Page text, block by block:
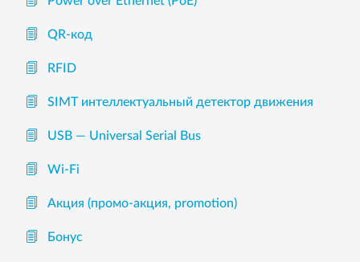
QR-код
RFID
SIMT интеллектуальный детектор движения
USB — Universal Serial Bus
Wi-Fi
Акция (промо-акция, promotion)
Бонус